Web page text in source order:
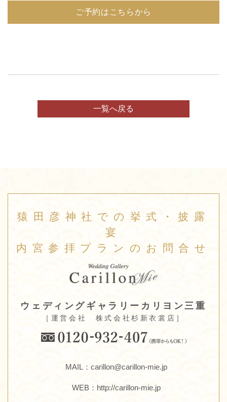
ご予約はこちらから
一覧へ戻る
猿田彦神社での挙式・披露
宴
内宮参拝プランのお問合せ
ウェディングギャラリーカリヨン三重
［運営会社 株式会社杉新衣裳店］
MAIL：carillon@carillon-mie.jp
WEB： http://carillon-mie.jp